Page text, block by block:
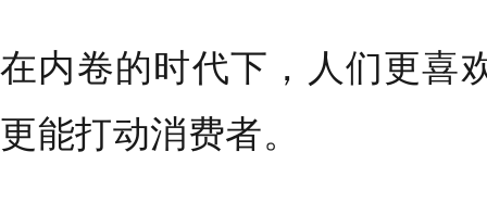
在内卷的时代下，人们更喜
更能打动消费者。